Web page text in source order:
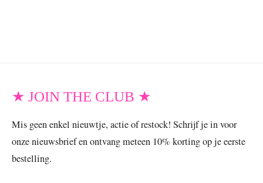
★ JOIN THE CLUB ★
Mis geen enkel nieuwtje, actie of restock! Schrijf je in voor
onze nieuwsbrief en ontvang meteen 10% korting op je eerste
bestelling.